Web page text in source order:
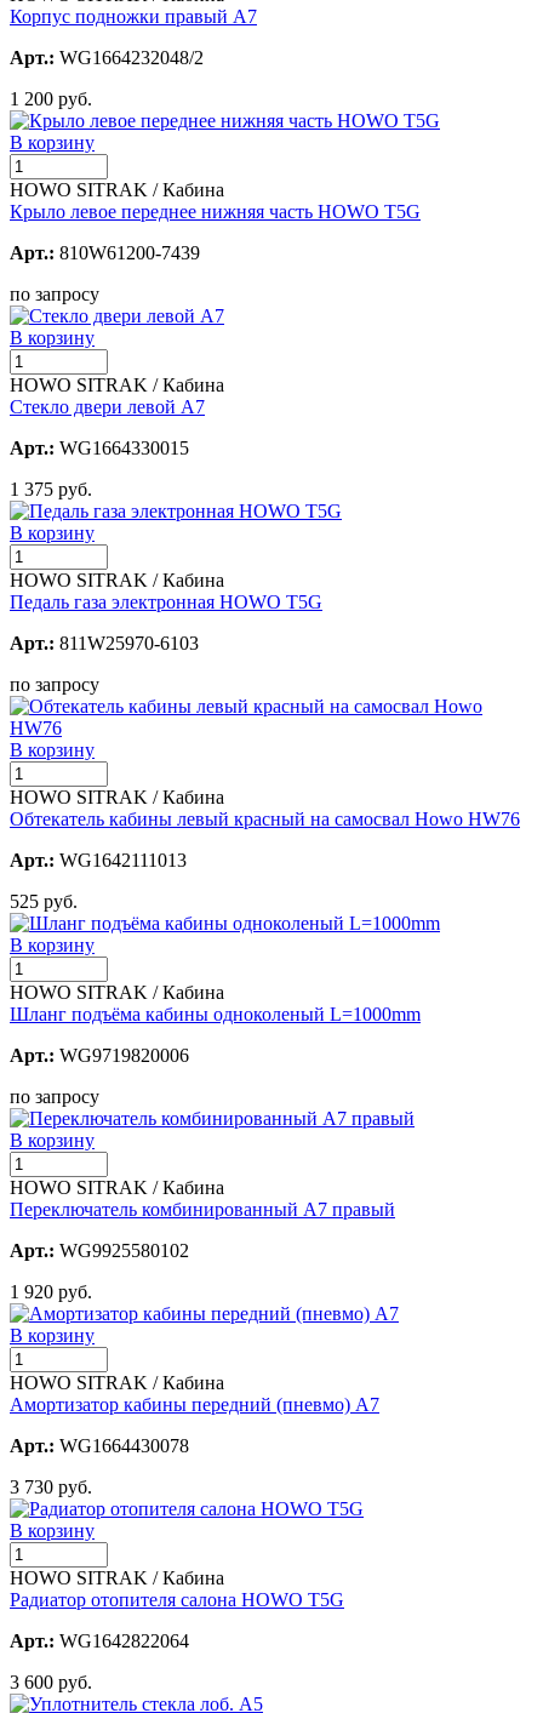
Корпус подножки правый А7
Арт.: WG1664232048/2
1 200 руб.
В корзину
HOWO SITRAK / Кабина
Крыло левое переднее нижняя часть HOWO T5G
Арт.: 810W61200-7439
по запросу
В корзину
HOWO SITRAK / Кабина
Стекло двери левой А7
Арт.: WG1664330015
1 375 руб.
В корзину
HOWO SITRAK / Кабина
Педаль газа электронная HOWO T5G
Арт.: 811W25970-6103
по запросу
В корзину
HOWO SITRAK / Кабина
Обтекатель кабины левый красный на самосвал Howo HW76
Арт.: WG1642111013
525 руб.
В корзину
HOWO SITRAK / Кабина
Шланг подъёма кабины одноколеный L=1000mm
Арт.: WG9719820006
по запросу
В корзину
HOWO SITRAK / Кабина
Переключатель комбинированный А7 правый
Арт.: WG9925580102
1 920 руб.
В корзину
HOWO SITRAK / Кабина
Амортизатор кабины передний (пневмо) А7
Арт.: WG1664430078
3 730 руб.
В корзину
HOWO SITRAK / Кабина
Радиатор отопителя салона HOWO T5G
Арт.: WG1642822064
3 600 руб.